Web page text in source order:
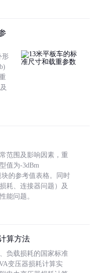
形
范围及影响因素，重
值为-3dBm
的参考值表格。同时
耗、连接器问题）及
能问题。
算方法
负载损耗的国家标准
变压器损耗计算实